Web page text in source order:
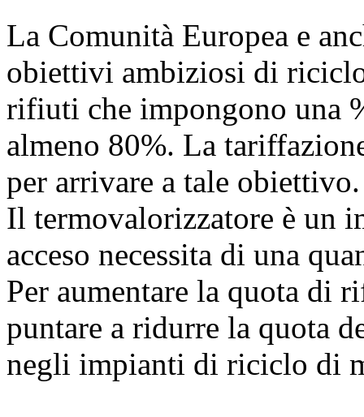
La Comunità Europea e
obiettivi ambiziosi di
rifiuti che impongono una
almeno 80%. La
per arrivare a tale obiettivo.
Il termovalorizzatore è un
acceso necessita di una
Per aumentare la quota di
puntare a ridurre la quota
negli impianti di riciclo di